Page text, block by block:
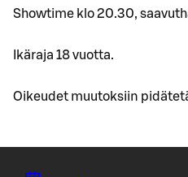
Showtime klo 20.30,
Ikäraja 18 vuotta.
Oikeudet muutoksiin